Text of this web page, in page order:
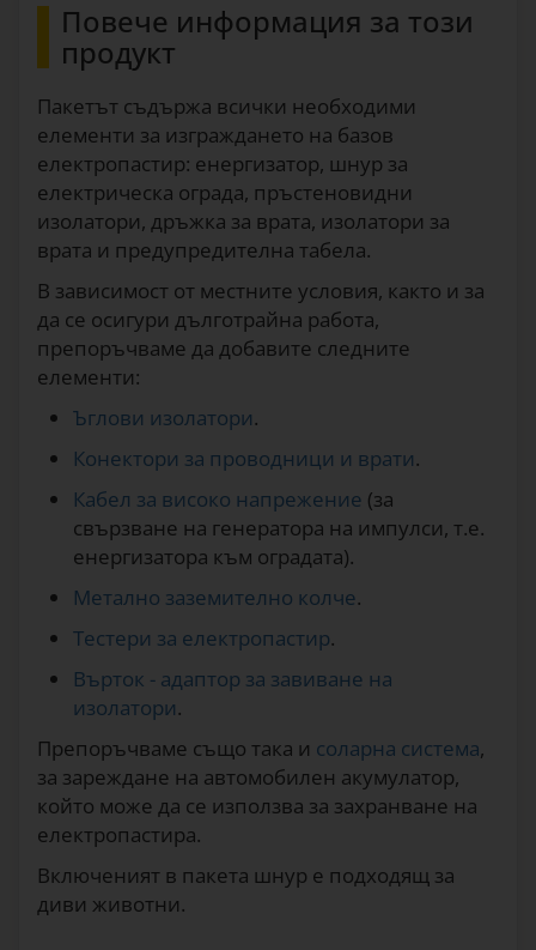
Повече информация за този
продукт
Пакетът съдържа всички необходими
елементи за изграждането на базов
електропастир: енергизатор, шнур за
електрическа ограда, пръстеновидни
изолатори, дръжка за врата, изолатори за
врата и предупредителна табела.
В зависимост от местните условия, както и за
да се осигури дълготрайна работа,
препоръчваме да добавите следните
елементи:
Ъглови изолатори.
Конектори за проводници и врати.
Кабел за високо напрежение (за
свързване на генератора на импулси, т.е.
енергизатора към оградата).
Метално заземително колче.
Тестери за електропастир.
Върток - адаптор за завиване на
изолатори.
Препоръчваме също така и соларна система,
за зареждане на автомобилен акумулатор,
който може да се използва за захранване на
електропастира.
Включеният в пакета шнур е подходящ за
диви животни.